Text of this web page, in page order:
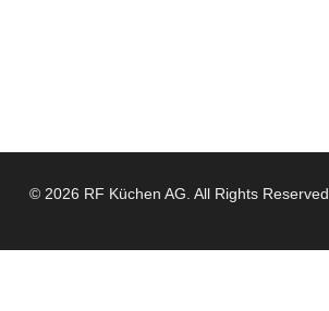
© 2026 RF Küchen AG. All Rights Reserved.